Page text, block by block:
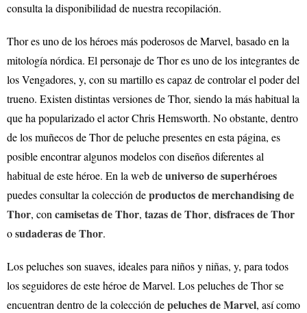
consulta la disponibilidad de nuestra recopilación.
Thor es uno de los héroes más poderosos de Marvel, basado en la
mitología nórdica. El personaje de Thor es uno de los integrantes de
los Vengadores, y, con su martillo es capaz de controlar el poder del
trueno. Existen distintas versiones de Thor, siendo la más habitual la
que ha popularizado el actor Chris Hemsworth. No obstante, dentro
de los muñecos de Thor de peluche presentes en esta página, es
posible encontrar algunosmodelos con diseños diferentes al
habitual de este héroe. En la web deuniverso de superhéroes
puedes consultar la colección deproductos de merchandising de
Thor, con camisetas de Thor, tazas de Thor, disfraces de Thor
osudaderas de Thor.
Los peluches son suaves, ideales para niños y niñas, y, para todos
los seguidores de este héroe de Marvel. Los peluches de Thor se
encuentran dentro de la colección depeluches de Marvel, así como